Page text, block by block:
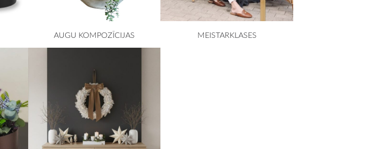
AUGU KOMPOZĪCIJAS MEISTARKLASES